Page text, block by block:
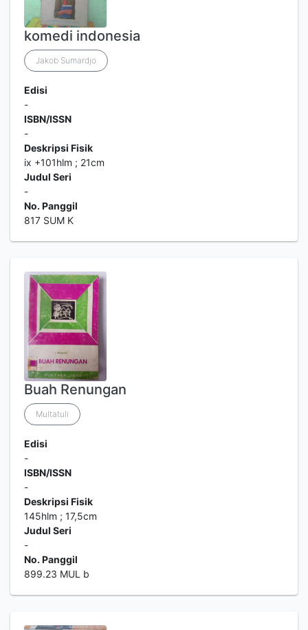
komedi indonesia
Jakob Sumardjo
Edisi
-
ISBN/ISSN
-
Deskripsi Fisik
ix +101hlm ; 21cm
Judul Seri
-
No. Panggil
817 SUM K
Buah Renungan
Multatuli
Edisi
-
ISBN/ISSN
-
Deskripsi Fisik
145hlm ; 17,5cm
Judul Seri
-
No. Panggil
899.23 MUL b